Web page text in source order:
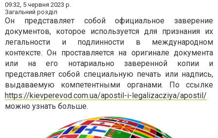
09:32, 5 червня 2023 р.
Загальний розділ
Он представляет собой официальное заверение
документов, которое используется для признания их
легальности и подлинности в международном
контексте. Он проставляется на оригинале документа
или на его нотариально заверенной копии и
представляет собой специальную печать или надпись,
выдаваемую компетентными органами. По ссылке
https://kievperevod.com.ua/apostil-i-legalizacziya/apostil/
можно узнать больше.